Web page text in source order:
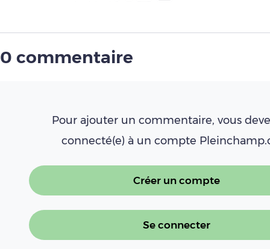
0 commentaire
Pour ajouter un commentaire, vous
connecté(e) à un compte
Créer un compte
Se connecter